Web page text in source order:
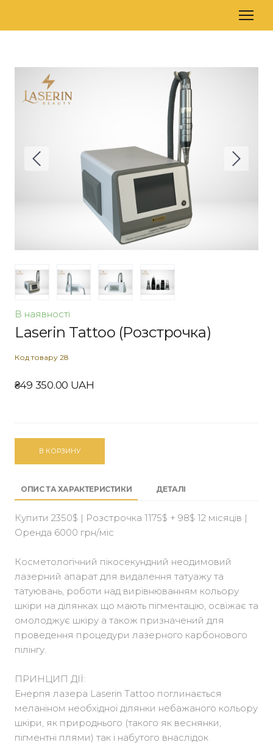
В наявності
Laserin Tattoo (Розстрочка)
Код товару 28
₴49 350.00 UAH
В КОРЗИНУ
ОПИС ТА ХАРАКТЕРИСТИКИ ДЕТАЛІ
Купити 2350$ | Розстрочка 1175$ + 98$ 12 місяців |
Оренда 6000 грн/міс
Косметологічний пікосекундний неодимовий
лазерний апарат для видалення татуажу та
татуювань, роботи над вирівнюванням кольору
шкіри на ділянках що мають пігментацію, освіжає та
омолоджує шкіру а також призначений для
проведення процедури лазерного карбонового
пілінгу.
ПРИНЦИП ДІЇ:
Енергія лазера Laserin Tattoo поглинається
меланіном необхідної ділянки небажаного кольору
шкіри, як природнього (такого як веснянки,
пігментні плями) так і набутого внаслідок